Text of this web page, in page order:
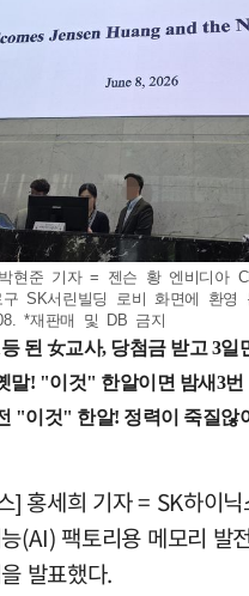
현준 기자 = 젠슨 황 엔비디아
SK서린빌딩 로비 화면에 환영
*재판매 및 DB 금지
] 홍세희 기자 = SK하이
(AI) 팩토리용 메모리 발
발표했다.